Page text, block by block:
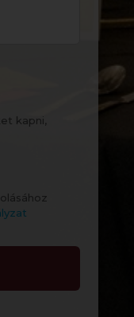
kapni,